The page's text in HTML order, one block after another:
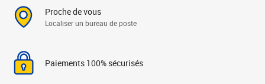
Proche de vous
Localiser un bureau de poste
Paiements 100% sécurisés